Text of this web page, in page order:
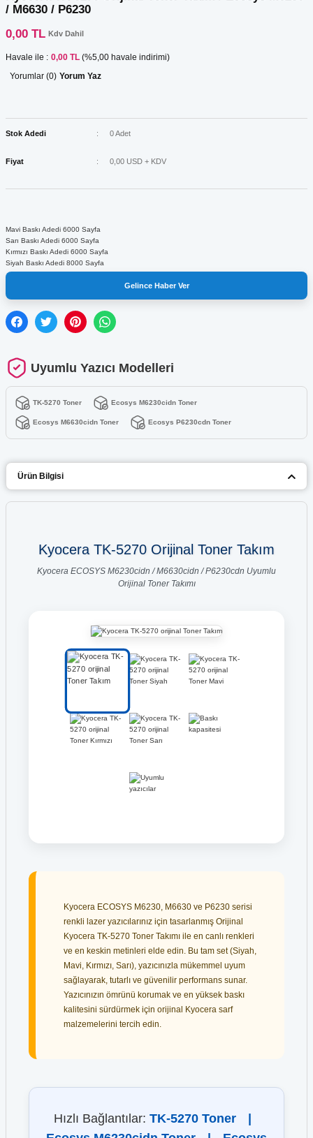
/ M6630 / P6230
0,00 TL Kdv Dahil
Havale ile : 0,00 TL (%5,00 havale indirimi)
Yorumlar (0) Yorum Yaz
Stok Adedi 0 Adet
Fiyat 0,00 USD + KDV
Mavi Baskı Adedi 6000 Sayfa
Sarı Baskı Adedi 6000 Sayfa
Kırmızı Baskı Adedi 6000 Sayfa
Siyah Baskı Adedi 8000 Sayfa
Gelince Haber Ver
Uyumlu Yazıcı Modelleri
TK-5270 Toner Ecosys M6230cidn Toner
Ecosys M6630cidn Toner Ecosys P6230cdn Toner
Ürün Bilgisi
Kyocera TK-5270 Orijinal Toner Takım
Kyocera ECOSYS M6230cidn / M6630cidn / P6230cdn Uyumlu
Orijinal Toner Takımı
Kyocera ECOSYS M6230, M6630 ve P6230 serisi
renkli lazer yazıcılarınız için tasarlanmış Orijinal
Kyocera TK-5270 Toner Takımı ile en canlı renkleri
ve en keskin metinleri elde edin. Bu tam set (Siyah,
Mavi, Kırmızı, Sarı), yazıcınızla mükemmel uyum
sağlayarak, tutarlı ve güvenilir performans sunar.
Yazıcınızın ömrünü korumak ve en yüksek baskı
kalitesini sürdürmek için orijinal Kyocera sarf
malzemelerini tercih edin.
Hızlı Bağlantılar: TK-5270 Toner